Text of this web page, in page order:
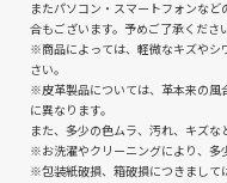
またパソコン・スマートフォンな
合もございます。予めご了承くださ
※商品によっては、軽微なキズやシ
さい。
※皮革製品については、革本来の風
に異なります。
また、多少の色ムラ、汚れ、キズな
※お洗濯やクリーニングにより、多
※包装紙破損、箱破損につきまして